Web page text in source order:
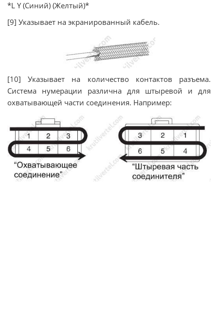
*L Y (Синий) (Желтый)*
[9] Указывает на экранированный кабель.
[10] Указывает на количество контактов разъема.
Система нумерации различна для штыревой и для
охватывающей части соединения. Например: